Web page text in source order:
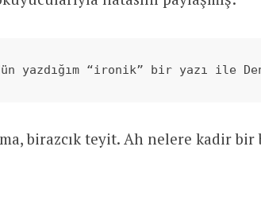
yazdığım “ironik” bir yazı ile
birazcık teyit. Ah nelere kadir